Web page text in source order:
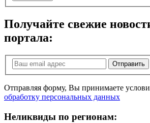
Получайте свежие
портала:
Отправить
Отправляя форму, Вы принимаете
обработку персональных данных
Неликвиды по регионам: